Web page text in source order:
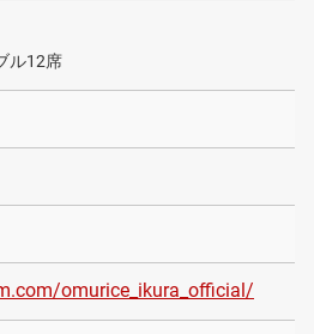
ル12席
omurice_ikura_official/